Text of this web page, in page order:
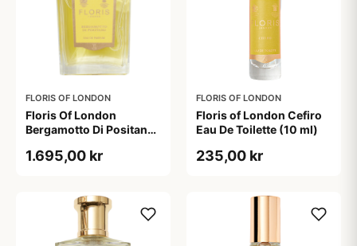
FLORIS OF LONDON
Floris Of London
Bergamotto Di Positano
1.695,00 kr
FLORIS OF LONDON
Floris of London Cefiro
Eau De Toilette (10 ml)
235,00 kr